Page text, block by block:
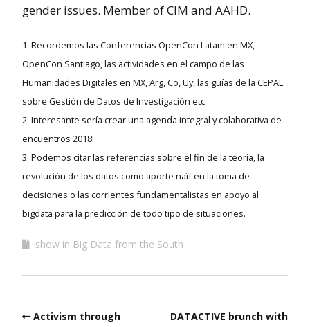
gender issues. Member of CIM and AAHD.
1. Recordemos las Conferencias OpenCon Latam en MX,
OpenCon Santiago, las actividades en el campo de las
Humanidades Digitales en MX, Arg, Co, Uy, las guías de la CEPAL
sobre Gestión de Datos de Investigación etc.
2. Interesante sería crear una agenda integral y colaborativa de
encuentros 2018!
3. Podemos citar las referencias sobre el fin de la teoría, la
revolución de los datos como aporte naïf en la toma de
decisiones o las corrientes fundamentalistas en apoyo al
bigdata para la predicción de todo tipo de situaciones.
show in Big Data from the South
Activism through
DATACTIVE brunch with